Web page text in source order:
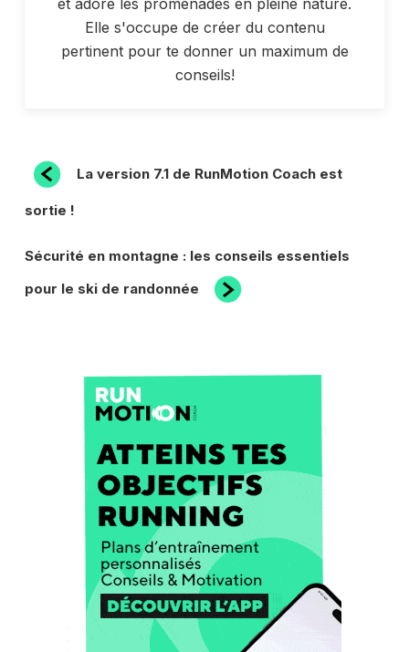
et adore les promenades en pleine nature.
Elle s'occupe de créer du contenu
pertinent pour te donner un maximum de
conseils!
NAVIGATION
DE
Article
précédent
La version 7.1 de RunMotion Coach est
sortie !
Article
suivant
Sécurité en montagne : les conseils essentiels
pour le ski de randonnée